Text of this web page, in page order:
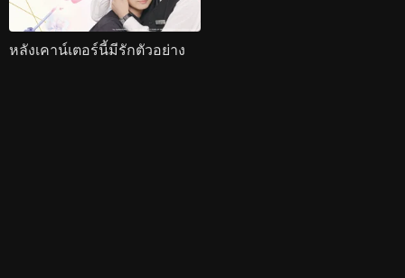
หลังเคาน์เตอร์นี้มีรักตัวอย่าง